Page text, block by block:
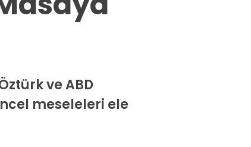
ve ABD
meseleleri ele